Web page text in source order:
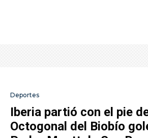
Deportes
Iberia partió con el pie
Octogonal del Biobío